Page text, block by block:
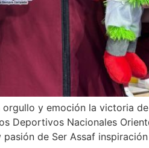
y emoción la victoria
Deportivos Nacionales
de Ser Assaf